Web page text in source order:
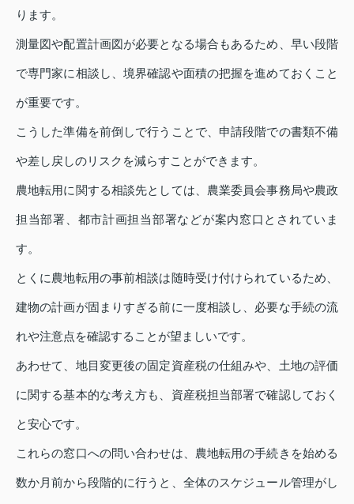
ります。
測量図や配置計画図が必要となる場合もあるため、早い段階
で専門家に相談し、境界確認や面積の把握を進めておくこと
が重要です。
こうした準備を前倒しで行うことで、申請段階での書類不備
や差し戻しのリスクを減らすことができます。
農地転用に関する相談先としては、農業委員会事務局や農政
担当部署、都市計画担当部署などが案内窓口とされていま
す。
とくに農地転用の事前相談は随時受け付けられているため、
建物の計画が固まりすぎる前に一度相談し、必要な手続の流
れや注意点を確認することが望ましいです。
あわせて、地目変更後の固定資産税の仕組みや、土地の評価
に関する基本的な考え方も、資産税担当部署で確認しておく
と安心です。
これらの窓口への問い合わせは、農地転用の手続きを始める
数か月前から段階的に行うと、全体のスケジュール管理がし